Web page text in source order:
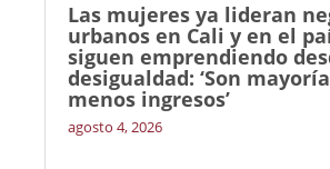
Las mujeres ya lideran
urbanos en Cali y en el
siguen emprendiendo
desigualdad: ‘Son
menos ingresos’
agosto 4, 2026